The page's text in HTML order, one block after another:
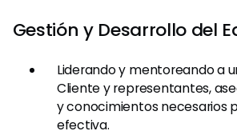
Gestión y Desarrollo del
Liderando y mentoreando a
Cliente y representantes,
y conocimientos necesarios
efectiva.